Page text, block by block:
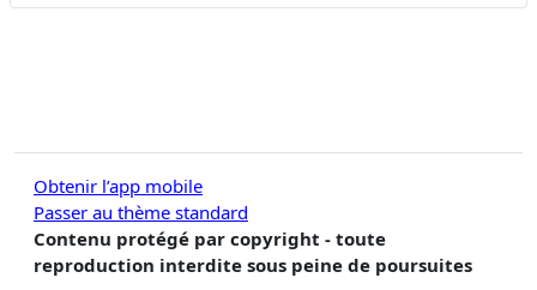
Obtenir l’app mobile
Passer au thème standard
Contenu protégé par copyright - toute
reproduction interdite sous peine de poursuites